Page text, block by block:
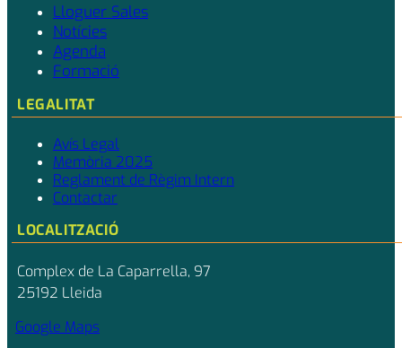
Lloguer Sales
Notícies
Agenda
Formació
LEGALITAT
Avís Legal
Memòria 2025
Reglament de Règim Intern
Contactar
LOCALITZACIÓ
Complex de La Caparrella, 97
25192 Lleida
Google Maps